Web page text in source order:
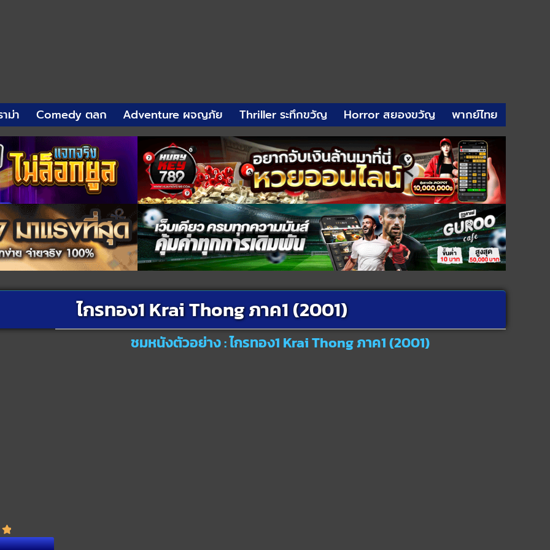
ม่า Comedy ตลก Adventure ผจญภัย Thriller ระทึกขวัญ Horror สยองขวัญ พากย์ไทย
ไกรทอง1 Krai Thong ภาค1 (2001)
ชมหนังตัวอย่าง : ไกรทอง1 Krai Thong ภาค1 (2001)